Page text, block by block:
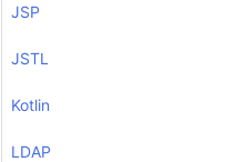
JSP
JSTL
Kotlin
LDAP